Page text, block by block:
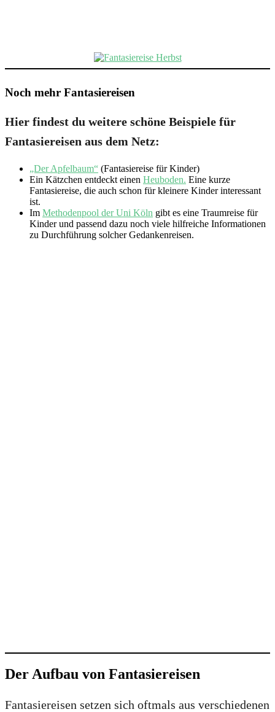
Noch mehr Fantasiereisen
Hier findest du weitere schöne Beispiele für
Fantasiereisen aus dem Netz:
„Der Apfelbaum“ (Fantasiereise für Kinder)
Ein Kätzchen entdeckt einen Heuboden. Eine kurze
Fantasiereise, die auch schon für kleinere Kinder interessant
ist.
Im Methodenpool der Uni Köln gibt es eine Traumreise für
Kinder und passend dazu noch viele hilfreiche Informationen
zu Durchführung solcher Gedankenreisen.
Der Aufbau von Fantasiereisen
Fantasiereisen setzen sich oftmals aus verschiedenen